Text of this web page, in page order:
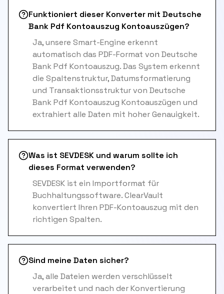
Funktioniert dieser Konverter mit Deutsche
Bank Pdf Kontoauszug Kontoauszügen?
Ja, unsere Smart-Engine erkennt
automatisch das PDF-Format von Deutsche
Bank Pdf Kontoauszug. Das System erkennt
die Spaltenstruktur, Datumsformatierung
und Transaktionsstruktur von Deutsche
Bank Pdf Kontoauszug Kontoauszügen und
extrahiert alle Daten mit hoher Genauigkeit.
Was ist SEVDESK und warum sollte ich
dieses Format verwenden?
SEVDESK ist ein Importformat für
Buchhaltungssoftware. ClearVault
konvertiert Ihren PDF-Kontoauszug mit den
richtigen Spalten.
Sind meine Daten sicher?
Ja, alle Dateien werden verschlüsselt
verarbeitet und nach der Konvertierung